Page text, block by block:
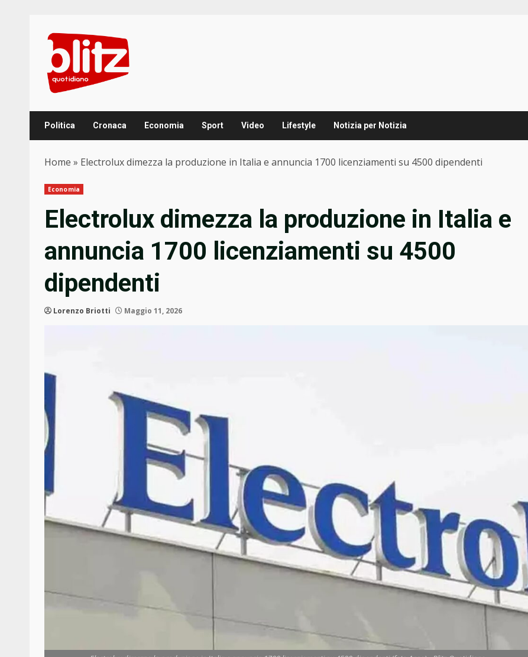
content
Politica Cronaca Economia Sport Video Lifestyle Notizia per Notizia
Home » Electrolux dimezza la produzione in Italia e annuncia 1700 licenziamenti su 4500 dipendenti
Economia
Electrolux dimezza la produzione in Italia e
annuncia 1700 licenziamenti su 4500
dipendenti
Lorenzo Briotti Maggio 11, 2026